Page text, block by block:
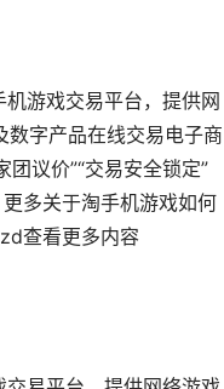
游戏交易平台，提供网
数字产品在线交易电子商
议价”“交易安全锁定”
多关于淘手机游戏如何
查看更多内容